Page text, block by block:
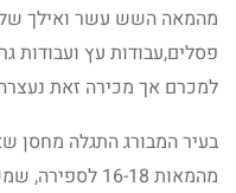
מהמאה השש עשר ואילך של
פסלים,עבודות עץ
למכרם אך מכירה זאת
בעיר המבורג התגלה מחסן
מהמאות 16-18